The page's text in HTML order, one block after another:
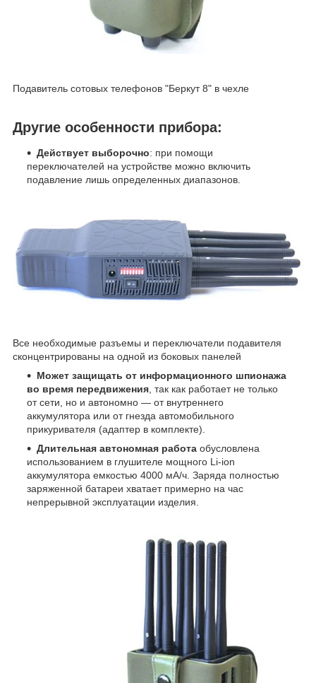
Подавитель сотовых телефонов "Беркут 8" в чехле
Другие особенности прибора:
Действует выборочно: при помощи
переключателей на устройстве можно включить
подавление лишь определенных диапазонов.
Все необходимые разъемы и переключатели подавителя
сконцентрированы на одной из боковых панелей
Может защищать от информационного шпионажа
во время передвижения, так как работает не только
от сети, но и автономно — от внутреннего
аккумулятора или от гнезда автомобильного
прикуривателя (адаптер в комплекте).
Длительная автономная работа обусловлена
использованием в глушителе мощного Li-ion
аккумулятора емкостью 4000 мА/ч. Заряда полностью
заряженной батареи хватает примерно на час
непрерывной эксплуатации изделия.